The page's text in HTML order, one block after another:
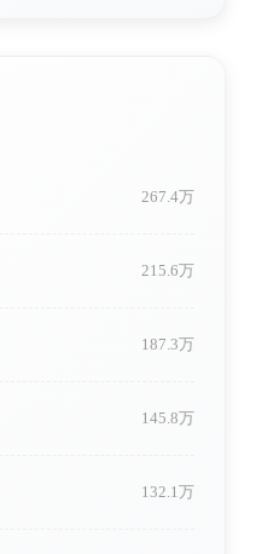
267.4万
215.6万
187.3万
145.8万
132.1万